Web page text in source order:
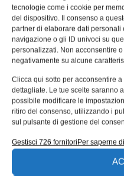
tecnologie come i cookie per
del dispositivo. Il consenso a
partner di elaborare dati
navigazione o gli ID univoci su
personalizzati. Non acconsentire
negativamente su alcune
Clicca qui sotto per acconsentire
dettagliate. Le tue scelte saranno
possibile modificare le
ritiro del consenso, utilizzando i
sul pulsante di gestione del
Gestisci 726 fornitoriPer saperne
Automazione
Con la release 2018,
Industria 4.0, aprendosi
una nuovissima
Redazione 09/11/2017